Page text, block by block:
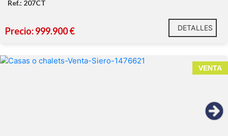
Ref.: 207CT
Precio: 999.900 € DETALLES
VENTA